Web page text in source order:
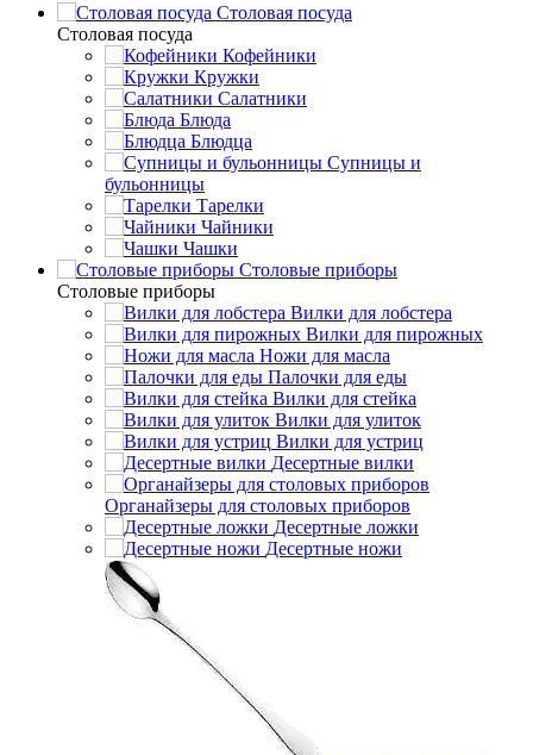
Столовая посуда
Столовая посуда
Кофейники
Кружки
Салатники
Блюда
Блюдца
Супницы и
бульонницы
Тарелки
Чайники
Чашки
Cтоловые приборы
Cтоловые приборы
Вилки для лобстера
Вилки для пирожных
Ножи для масла
Палочки для еды
Вилки для стейка
Вилки для улиток
Вилки для устриц
Десертные вилки
Органайзеры для столовых приборов
Десертные ложки
Десертные ножи